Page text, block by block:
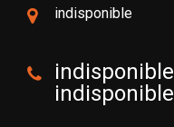
indisponible
indisponible
indisponible